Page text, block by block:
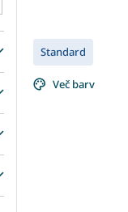
Standard
Več barv